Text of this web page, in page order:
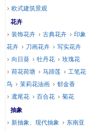
欧式建筑景观
花卉
装饰花卉
古典花卉
印象
花卉
刀画花卉
写实花卉
向日葵
牡丹花
玫瑰花
荷花荷塘
马蹄莲
工笔花
鸟
茉莉花油画
郁金香
鸢尾花
百合花
菊花
抽象
新抽象、现代抽象
东南亚